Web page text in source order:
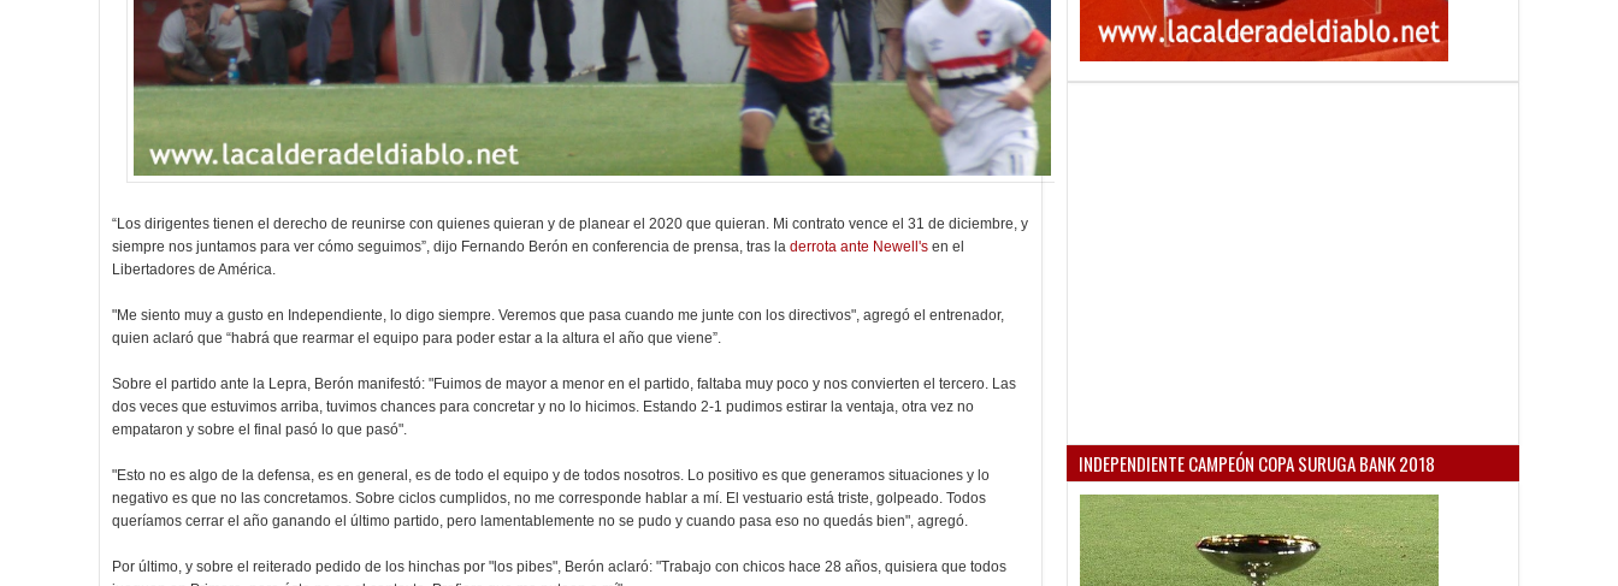
“Los dirigentes tienen el derecho de reunirse con quienes quieran y de planear el 2020 que quieran. Mi contrato vence el 31 de diciembre, y
siempre nos juntamos para ver cómo seguimos”, dijo Fernando Berón en conferencia de prensa, tras la derrota ante Newell's en el
Libertadores de América.
"Me siento muy a gusto en Independiente, lo digo siempre. Veremos que pasa cuando me junte con los directivos", agregó el entrenador,
quien aclaró que “habrá que rearmar el equipo para poder estar a la altura el año que viene”.
Sobre el partido ante la Lepra, Berón manifestó: "Fuimos de mayor a menor en el partido, faltaba muy poco y nos convierten el tercero. Las
dos veces que estuvimos arriba, tuvimos chances para concretar y no lo hicimos. Estando 2-1 pudimos estirar la ventaja, otra vez no
empataron y sobre el final pasó lo que pasó".
"Esto no es algo de la defensa, es en general, es de todo el equipo y de todos nosotros. Lo positivo es que generamos situaciones y lo
negativo es que no las concretamos. Sobre ciclos cumplidos, no me corresponde hablar a mí. El vestuario está triste, golpeado. Todos
queríamos cerrar el año ganando el último partido, pero lamentablemente no se pudo y cuando pasa eso no quedás bien", agregó.
Por último, y sobre el reiterado pedido de los hinchas por "los pibes", Berón aclaró: "Trabajo con chicos hace 28 años, quisiera que todos
INDEPENDIENTE CAMPEÓN COPA SURUGA BANK 2018